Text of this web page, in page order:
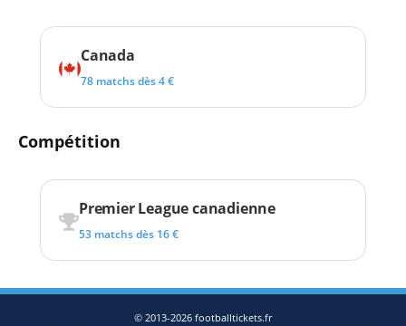
Canada
78 matchs dès 4 €
Compétition
Premier League canadienne
53 matchs dès 16 €
© 2013-2026 footballtickets.fr